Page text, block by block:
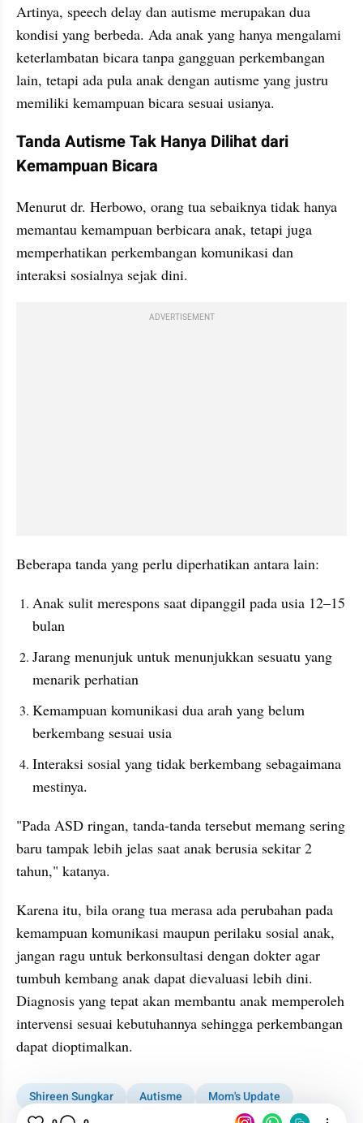
Artinya, speech delay dan autisme merupakan dua
kondisi yang berbeda. Ada anak yang hanya mengalami
keterlambatan bicara tanpa gangguan perkembangan
lain, tetapi ada pula anak dengan autisme yang justru
memiliki kemampuan bicara sesuai usianya.
Tanda Autisme Tak Hanya Dilihat dari
Kemampuan Bicara
Menurut dr. Herbowo, orang tua sebaiknya tidak hanya
memantau kemampuan berbicara anak, tetapi juga
memperhatikan perkembangan komunikasi dan
interaksi sosialnya sejak dini.
ADVERTISEMENT
Beberapa tanda yang perlu diperhatikan antara lain:
Anak sulit merespons saat dipanggil pada usia 12–15
bulan
Jarang menunjuk untuk menunjukkan sesuatu yang
menarik perhatian
Kemampuan komunikasi dua arah yang belum
berkembang sesuai usia
Interaksi sosial yang tidak berkembang sebagaimana
mestinya.
"Pada ASD ringan, tanda-tanda tersebut memang sering
baru tampak lebih jelas saat anak berusia sekitar 2
tahun," katanya.
Karena itu, bila orang tua merasa ada perubahan pada
kemampuan komunikasi maupun perilaku sosial anak,
jangan ragu untuk berkonsultasi dengan dokter agar
tumbuh kembang anak dapat dievaluasi lebih dini.
Diagnosis yang tepat akan membantu anak memperoleh
intervensi sesuai kebutuhannya sehingga perkembangan
dapat dioptimalkan.
Shireen Sungkar Autisme
Mom's Update